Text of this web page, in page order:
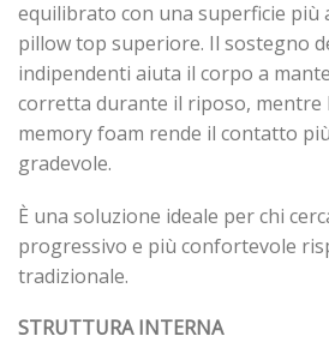
equilibrato con una superficie più
pillow top superiore. Il sostegno
indipendenti aiuta il corpo a
corretta durante il riposo, mentre
memory foam rende il contatto
gradevole.
È una soluzione ideale per chi
progressivo e più confortevole
tradizionale.
STRUTTURA INTERNA